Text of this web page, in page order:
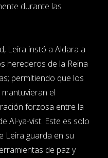
durante las
Leira instó a Aldara a
herederos de la Reina
permitiendo que los
el
forzosa entre la
Al-ya-vist. Este es solo
Leira guarda en su
de paz y